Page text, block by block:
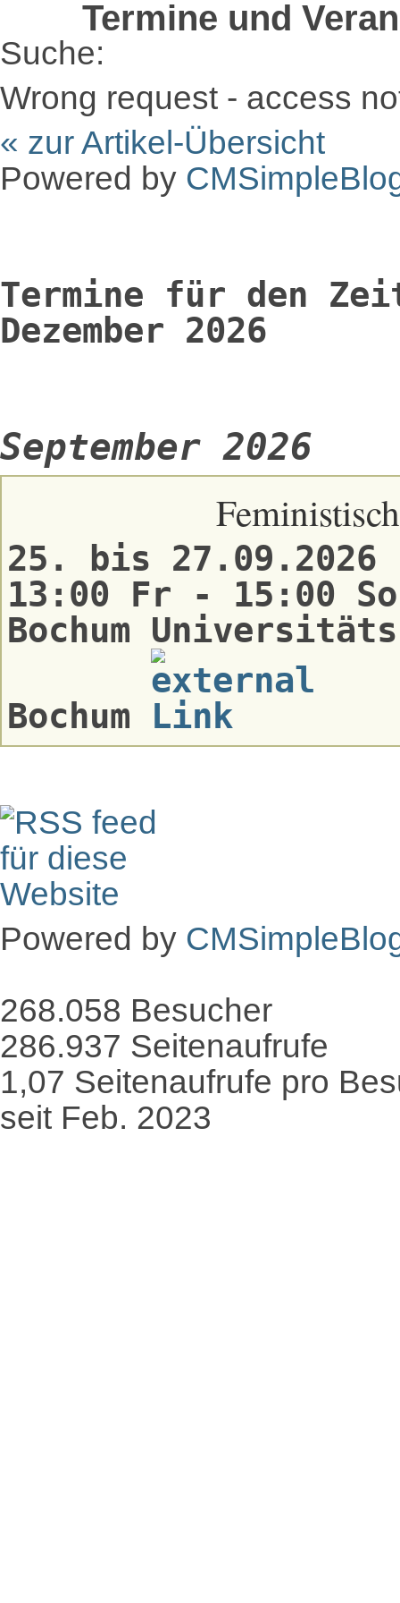
Termine und
Suche:
Wrong request - access
« zur Artikel-Übersicht
Powered by
Termine für den
Dezember 2026
September 2026
25. bis 27.09.2026
13:00 Fr - 15:00
Bochum
Bochum
Powered by
268.058 Besucher
286.937 Seitenaufrufe
1,07 Seitenaufrufe pro
seit Feb. 2023